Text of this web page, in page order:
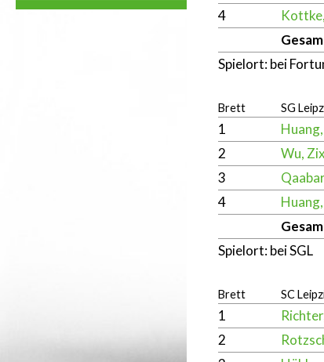
4
Spielort: bei
Brett SG
1
2
Wu,
3
4
Spielort: bei SGL
Brett SC
1
2